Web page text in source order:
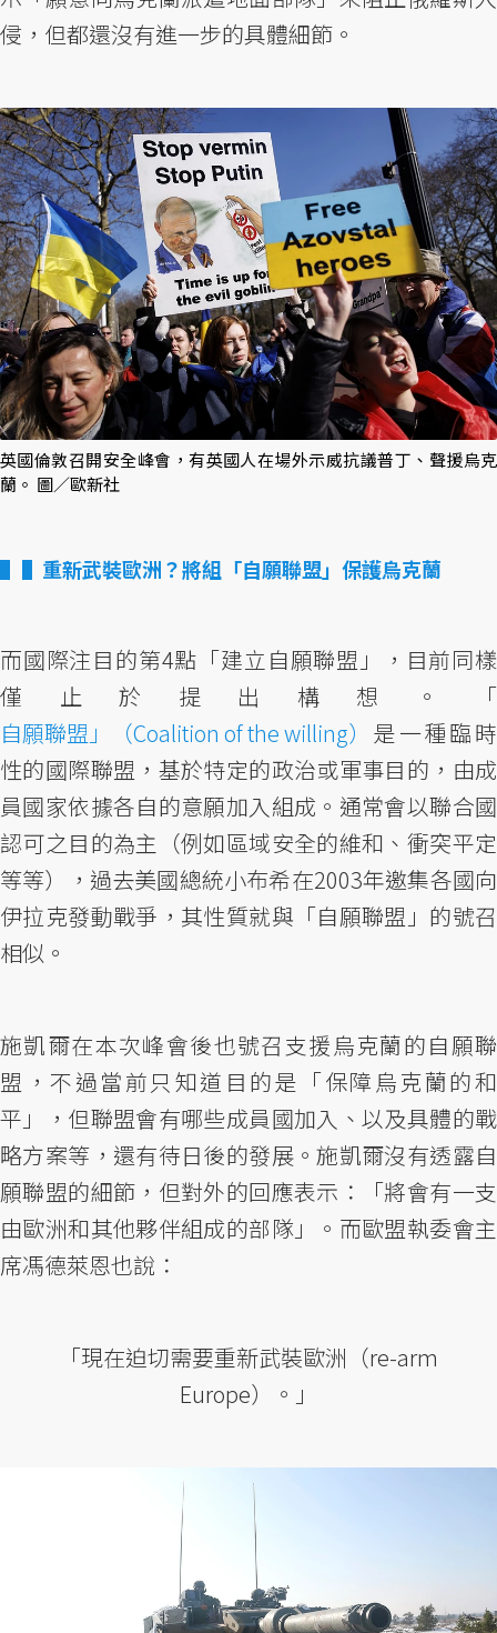
侵，但都還沒有進一步的具體細節。
英國倫敦召開安全峰會，有英國人在場外示威抗議普丁、聲援烏克
蘭。 圖／歐新社
▌重新武裝歐洲？將組「自願聯盟」保護烏克蘭
而國際注目的第4點「建立自願聯盟」，目前同樣
僅止於提出構想。「
自願聯盟」（Coalition of the willing） 是一種臨時
性的國際聯盟，基於特定的政治或軍事目的，由成
員國家依據各自的意願加入組成。通常會以聯合國
認可之目的為主（例如區域安全的維和、衝突平定
等等），過去美國總統小布希在2003年邀集各國向
伊拉克發動戰爭，其性質就與「自願聯盟」的號召
相似。
施凱爾在本次峰會後也號召支援烏克蘭的自願聯
盟，不過當前只知道目的是「保障烏克蘭的和
平」，但聯盟會有哪些成員國加入、以及具體的戰
略方案等，還有待日後的發展。施凱爾沒有透露自
願聯盟的細節，但對外的回應表示：「將會有一支
由歐洲和其他夥伴組成的部隊」。而歐盟執委會主
席馮德萊恩也說：
「現在迫切需要重新武裝歐洲（re-arm
Europe）。」